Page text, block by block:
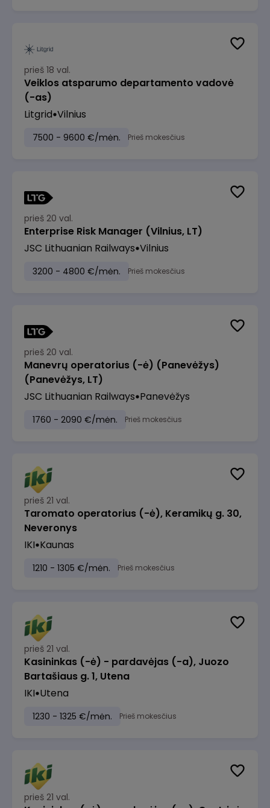
prieš 18 val.
Veiklos atsparumo departamento vadovė
(-as)
Litgrid Vilnius
7500 - 9600 €/mėn. Prieš mokesčius
prieš 20 val.
Enterprise Risk Manager (Vilnius, LT)
JSC Lithuanian Railways Vilnius
3200 - 4800 €/mėn. Prieš mokesčius
prieš 20 val.
Manevrų operatorius (-ė) (Panevėžys)
(Panevėžys, LT)
JSC Lithuanian Railways Panevėžys
1760 - 2090 €/mėn. Prieš mokesčius
prieš 21 val.
Taromato operatorius (-ė), Keramikų g. 30,
Neveronys
IKI Kaunas
1210 - 1305 €/mėn. Prieš mokesčius
prieš 21 val.
Kasininkas (-ė) - pardavėjas (-a), Juozo
Bartašiaus g. 1, Utena
IKI Utena
1230 - 1325 €/mėn. Prieš mokesčius
prieš 21 val.